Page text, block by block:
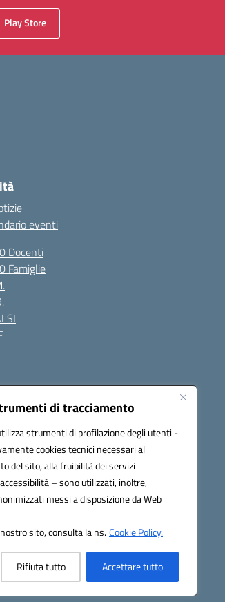
di tracciamento
strumenti di profilazione degli utenti -
cookies tecnici necessari al
del sito, alla fruibilità dei servizi
– sono utilizzati, inoltre,
messi a disposizione da Web
sito, consulta la ns.Cookie Policy.
Rifiuta tutto Accettare tutto
Play Store
eventi
Docenti
Famiglie